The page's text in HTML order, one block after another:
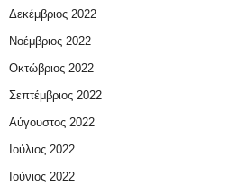
Δεκέμβριος 2022
Νοέμβριος 2022
Οκτώβριος 2022
Σεπτέμβριος 2022
Αύγουστος 2022
Ιούλιος 2022
Ιούνιος 2022